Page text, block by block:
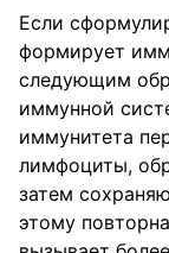
Если
формирует
следующим
иммунной
иммунитета
лимфоциты,
затем
этому